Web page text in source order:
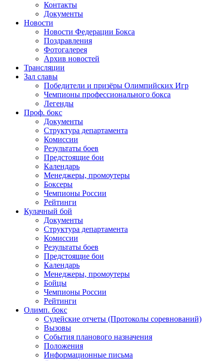
Контакты
Документы
Новости
Новости Федерации Бокса
Поздравления
Фотогалерея
Архив новостей
Трансляции
Зал славы
Победители и призёры Олимпийских Игр
Чемпионы профессионального бокса
Легенды
Проф. бокс
Документы
Структура департамента
Комиссии
Результаты боев
Предстоящие бои
Календарь
Менеджеры, промоутеры
Боксеры
Чемпионы России
Рейтинги
Кулачный бой
Документы
Структура департамента
Комиссии
Результаты боев
Предстоящие бои
Календарь
Менеджеры, промоутеры
Бойцы
Чемпионы России
Рейтинги
Олимп. бокс
Судейские отчеты (Протоколы соревнований)
Вызовы
События планового назначения
Положения
Информационные письма